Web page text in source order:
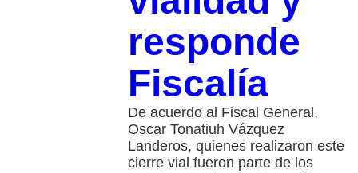
responde
Fiscalía
De acuerdo al Fiscal General,
Oscar Tonatiuh Vázquez
Landeros, quienes realizaron este
cierre vial fueron parte de los